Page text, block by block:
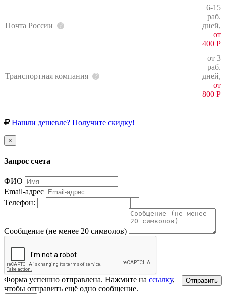
Почта России
6-15
раб.
дней,
от
400 Р
Транспортная компания
от 3
раб.
дней,
от
800 Р
Нашли дешевле? Получите скидку!
×
Запрос счета
ФИО
Email-адрес
Телефон:
Сообщение (не менее 20 символов)
Отправить
Форма успешно отправлена. Нажмите на ссылку,
чтобы отправить ещё одно сообщение.